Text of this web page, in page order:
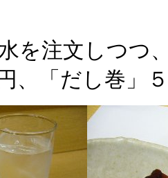
を注文しつつ
、「だし巻」